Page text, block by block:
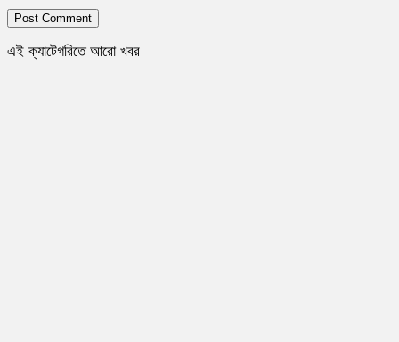
এই ক্যাটেগরিতে আরো খবর